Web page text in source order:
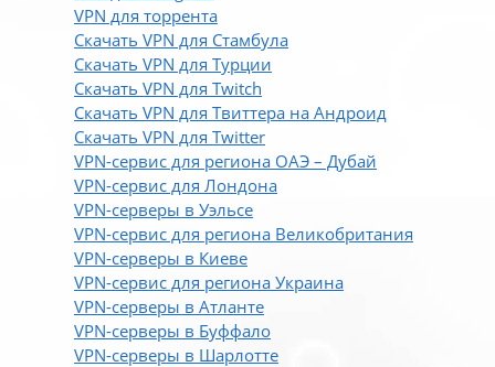
VPN для торрента
Скачать VPN для Стамбула
Скачать VPN для Турции
Скачать VPN для Twitch
Скачать VPN для Твиттера на Андроид
Скачать VPN для Twitter
VPN-сервис для региона ОАЭ – Дубай
VPN-сервис для Лондона
VPN-серверы в Уэльсе
VPN-сервис для региона Великобритания
VPN-серверы в Киеве
VPN-сервис для региона Украина
VPN-серверы в Атланте
VPN-серверы в Буффало
VPN-серверы в Шарлотте